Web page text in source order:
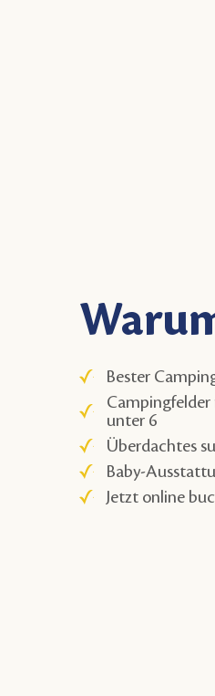
Bester
unter 6
Überdachtes
Baby-
Jetzt online